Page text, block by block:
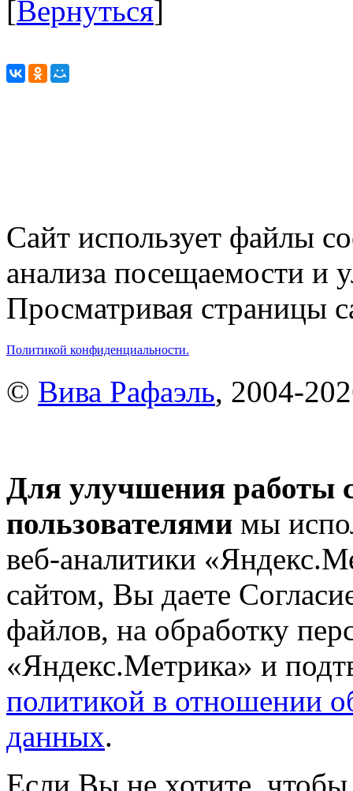
[Вернуться]
Сайт использует файлы
анализа посещаемости и
Просматривая страницы
Политикой конфиденциальности.
© Вива Рафаэль, 2004-
Для улучшения работы
пользователями мы
веб-аналитики
сайтом, Вы даете
файлов, на обработку
«Яндекс.Метрика» и
политикой в отношении
данных.